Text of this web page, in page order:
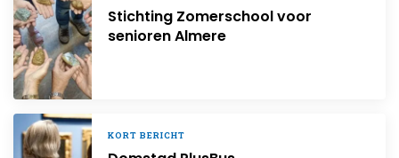
Stichting Zomerschool voor
senioren Almere
KORT BERICHT